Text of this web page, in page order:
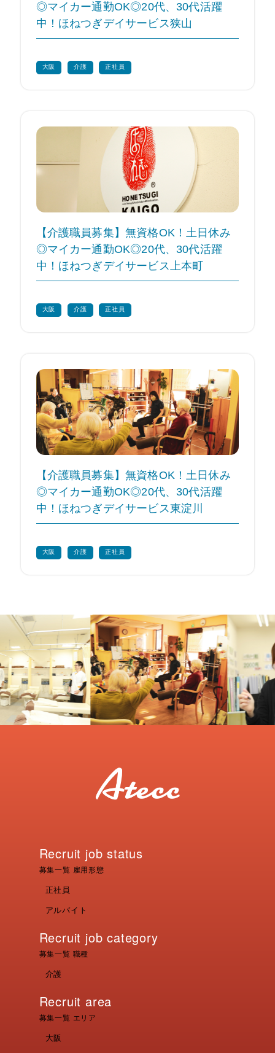
◎マイカー通勤OK◎20代、30代活躍
中！ほねつぎデイサービス狭山
大阪 介護 正社員
【介護職員募集】無資格OK！土日休み
◎マイカー通勤OK◎20代、30代活躍
中！ほねつぎデイサービス上本町
大阪 介護 正社員
【介護職員募集】無資格OK！土日休み
◎マイカー通勤OK◎20代、30代活躍
中！ほねつぎデイサービス東淀川
大阪 介護 正社員
募集一覧 雇用形態
Recruit job status
正社員
アルバイト
募集一覧 職種
Recruit job category
介護
募集一覧 エリア
Recruit area
大阪